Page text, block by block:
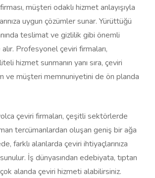
müşteri odaklı hizmet anlayışıyla
uygun çözümler sunar. Yürüttüğü
teslimat ve gizlilik gibi önemli
Profesyonel çeviri firmaları,
hizmet sunmanın yanı sıra, çeviri
ve müşteri memnuniyetini de ön planda
çeviri firmaları, çeşitli sektörlerde
tercümanlardan oluşan geniş bir ağa
farklı alanlarda çeviri ihtiyaçlarınıza
İş dünyasından edebiyata, tıptan
alanda çeviri hizmeti alabilirsiniz.